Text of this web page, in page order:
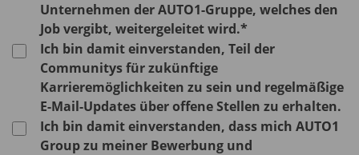
Unternehmen der AUTO1-Gruppe, welches den
Job vergibt, weitergeleitet wird.*
Ich bin damit einverstanden, Teil der
Communitys für zukünftige
Karrieremöglichkeiten zu sein und regelmäßige
E-Mail-Updates über offene Stellen zu erhalten.
Ich bin damit einverstanden, dass mich AUTO1
Group zu meiner Bewerbung und